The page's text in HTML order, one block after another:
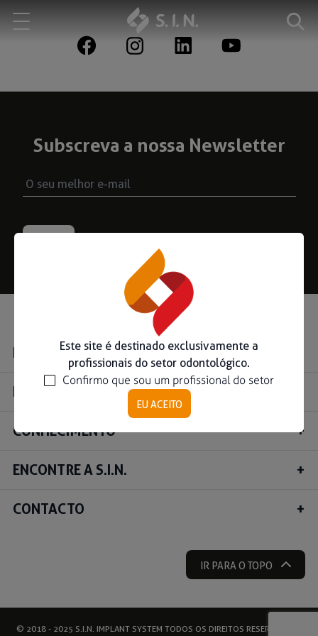
Ouse ser digital
Ver todos
Educação
Área científica
Onde Estamos
Subscreva a nossa Newsletter
INSTITUCIONAL
PRODUTOS
CONHECIMENTO
ENCONTRE A S.I.N.
CONTACTO
IR PARA O TOPO
© 2018 - 2025 S.I.N. IMPLANT SYSTEM TODOS OS DIREITOS RESERVADOS |
Este site é destinado exclusivamente a
profissionais do setor odontológico.
Confirmo que sou um profissional do setor
EU ACEITO